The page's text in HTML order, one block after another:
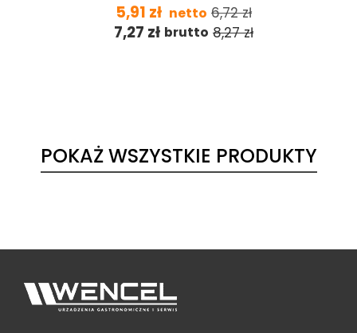
5,91 zł netto 6,72zł
7,27 zł brutto 8,27zł
POKAŻ WSZYSTKIE PRODUKTY